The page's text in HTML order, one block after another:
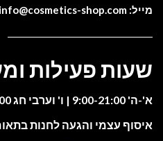
מייל: info@cosmetics-shop.com
שעות פעילות
א'-ה' 9:00-21:00 | ו' וערבי חג 9:00-13:00
איסוף עצמי והגעה לחנות